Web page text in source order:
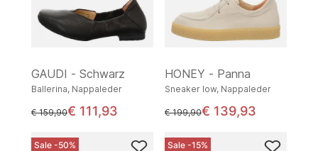
GAUDI - Schwarz
Ballerina, Nappaleder
statt
€ 159,90€ 111,93
HONEY - Panna
Sneaker low, Nappaleder
statt
€ 199,90€ 139,93
Sale -50% Sale -15%